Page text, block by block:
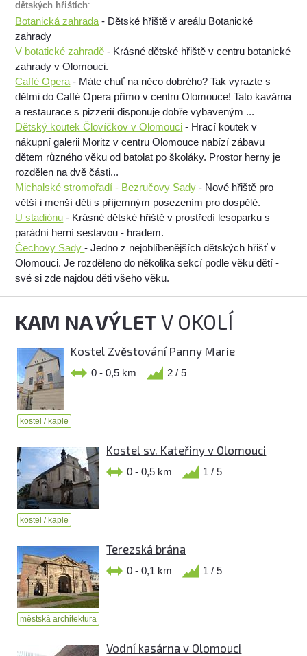
dětských hřištích:
Botanická zahrada - Dětské hřiště v areálu Botanické
zahrady
V botatické zahradě - Krásné dětské hřiště v centru botanické
zahrady v Olomouci.
Caffé Opera - Máte chuť na něco dobrého? Tak vyrazte s
dětmi do Caffé Opera přímo v centru Olomouce! Tato kavárna
a restaurace s pizzerií disponuje dobře vybaveným ...
Dětský koutek Človíčkov v Olomouci - Hrací koutek v
nákupní galerii Moritz v centru Olomouce nabízí zábavu
dětem různého věku od batolat po školáky. Prostor herny je
rozdělen na dvě části...
Michalské stromořadí - Bezručovy Sady- Nové hřiště pro
větší i menší děti s příjemným posezením pro dospělé.
U stadiónu - Krásné dětské hřiště v prostředí lesoparku s
parádní herní sestavou - hradem.
Čechovy Sady- Jedno z nejoblíbenějších dětských hřišť v
Olomouci. Je rozděleno do několika sekcí podle věku dětí -
své si zde najdou děti všeho věku.
KAM NA VÝLETV OKOLÍ
Kostel Zvěstování Panny Marie
0 - 0,5 km 2 / 5
kostel / kaple
Kostel sv. Kateřiny v Olomouci
0 - 0,5 km 1 / 5
kostel / kaple
Terezská brána
0 - 0,1 km 1 / 5
městská architektura
Vodní kasárna v Olomouci